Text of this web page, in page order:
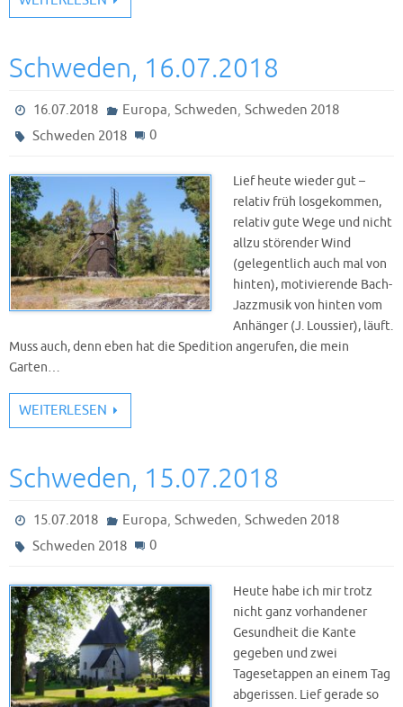
Schweden, 16.07.2018
16.07.2018 Europa, Schweden, Schweden 2018
Schweden 2018
0
Lief heute wieder gut –
relativ früh losgekommen,
relativ gute Wege und nicht
allzu störender Wind
(gelegentlich auch mal von
hinten), motivierende Bach-
Jazzmusik von hinten vom
Anhänger (J. Loussier), läuft.
Muss auch, denn eben hat die Spedition angerufen, die mein
Garten…
WEITERLESEN
Schweden, 15.07.2018
15.07.2018 Europa, Schweden, Schweden 2018
Schweden 2018
0
Heute habe ich mir trotz
nicht ganz vorhandener
Gesundheit die Kante
gegeben und zwei
Tagesetappen an einem Tag
abgerissen. Lief gerade so